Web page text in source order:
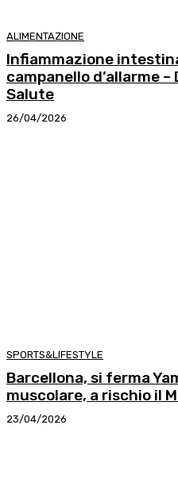
ALIMENTAZIONE
Infiammazione
campanello d’allarme
Salute
26/04/2026
SPORTS&LIFESTYLE
Barcellona, si ferma
muscolare, a rischio il
23/04/2026